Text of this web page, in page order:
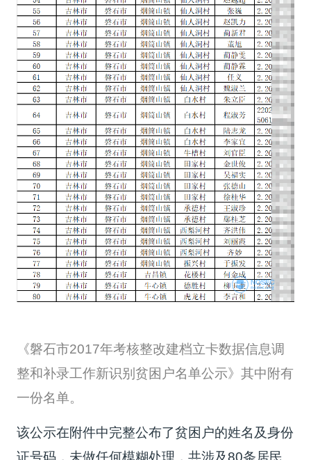
《磐石市2017年考核整改建档立卡数据信息调
整和补录工作新识别贫困户名单公示》其中附有
一份名单。
该公示在附件中完整公布了贫困户的姓名及身份
证号码，未做任何模糊处理，共涉及80条居民